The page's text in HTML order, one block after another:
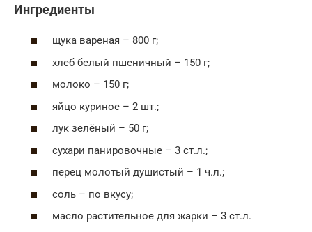
Ингредиенты
щука вареная – 800 г;
хлеб белый пшеничный – 150 г;
молоко – 150 г;
яйцо куриное – 2 шт.;
лук зелёный – 50 г;
сухари панировочные – 3 ст.л.;
перец молотый душистый – 1 ч.л.;
соль – по вкусу;
масло растительное для жарки – 3 ст.л.